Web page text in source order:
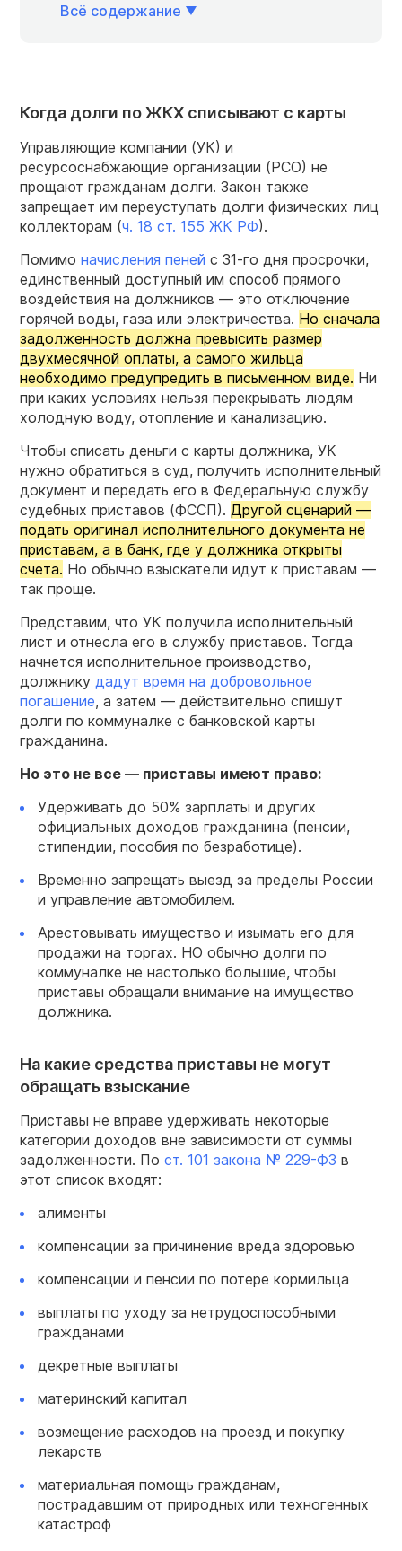
Всё содержание
Когда долги по ЖКХ списывают с карты
Управляющие компании (УК) и
ресурсоснабжающие организации (РСО) не
прощают гражданам долги. Закон также
запрещает им переуступать долги физических лиц
коллекторам (ч. 18 ст. 155 ЖК РФ).
Помимо начисления пеней с 31-го дня просрочки,
единственный доступный им способ прямого
воздействия на должников — это отключение
горячей воды, газа или электричества. Но сначала
задолженность должна превысить размер
двухмесячной оплаты, а самого жильца
необходимо предупредить в письменном виде. Ни
при каких условиях нельзя перекрывать людям
холодную воду, отопление и канализацию.
Чтобы списать деньги с карты должника, УК
нужно обратиться в суд, получить исполнительный
документ и передать его в Федеральную службу
судебных приставов (ФССП). Другой сценарий —
подать оригинал исполнительного документа не
приставам, а в банк, где у должника открыты
счета. Но обычно взыскатели идут к приставам —
так проще.
Представим, что УК получила исполнительный
лист и отнесла его в службу приставов. Тогда
начнется исполнительное производство,
должнику дадут время на добровольное
погашение, а затем — действительно спишут
долги по коммуналке с банковской карты
гражданина.
Но это не все — приставы имеют право:
Удерживать до 50% зарплаты и других
официальных доходов гражданина (пенсии,
стипендии, пособия по безработице).
Временно запрещать выезд за пределы России
и управление автомобилем.
Арестовывать имущество и изымать его для
продажи на торгах. НО обычно долги по
коммуналке не настолько большие, чтобы
приставы обращали внимание на имущество
должника.
На какие средства приставы не могут
обращать взыскание
Приставы не вправе удерживать некоторые
категории доходов вне зависимости от суммы
задолженности. По ст. 101 закона № 229-ФЗ в
этот список входят:
алименты
компенсации за причинение вреда здоровью
компенсации и пенсии по потере кормильца
выплаты по уходу за нетрудоспособными
гражданами
декретные выплаты
материнский капитал
возмещение расходов на проезд и покупку
лекарств
материальная помощь гражданам,
пострадавшим от природных или техногенных
катастроф